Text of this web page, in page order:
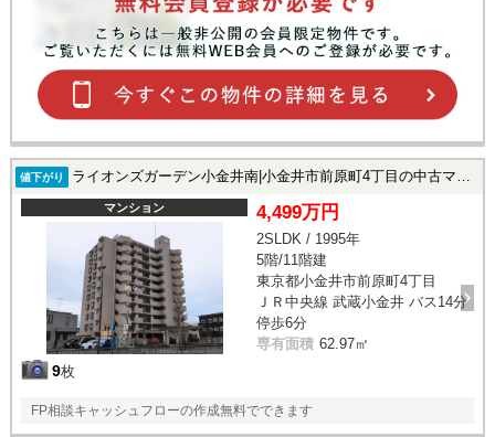
値下がり ライオンズガーデン小金井南|小金井市前原町4丁目の中古マンション
マンション
9枚
4,499万円
2SLDK / 1995年
5階/11階建
東京都小金井市前原町4丁目
ＪＲ中央線 武蔵小金井 バス14分
停歩6分
専有面積 62.97㎡
FP相談キャッシュフローの作成無料でできます